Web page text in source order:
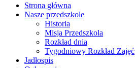
Strona główna
Nasze przedszkole
Historia
Misja Przedszkola
Rozkład dnia
Tygodniowy Rozkład Zajęć
Jadłospis